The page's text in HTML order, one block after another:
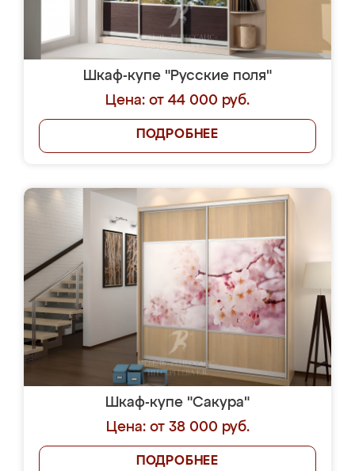
Шкаф-купе "Русские поля"
Цена: от 44 000 руб.
ПОДРОБНЕЕ
Шкаф-купе "Сакура"
Цена: от 38 000 руб.
ПОДРОБНЕЕ